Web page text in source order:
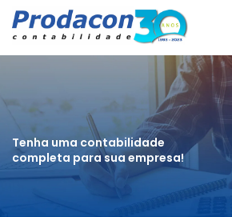
Tenha uma contabilidade
completa para sua empresa!